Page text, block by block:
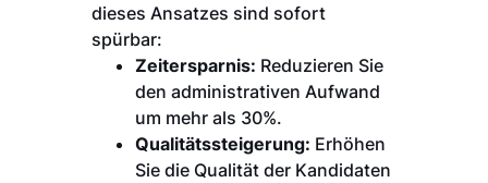
dieses Ansatzes sind sofort
spürbar:
Zeitersparnis: Reduzieren Sie
den administrativen Aufwand
um mehr als 30%.
Qualitätssteigerung: Erhöhen
Sie die Qualität der Kandidaten